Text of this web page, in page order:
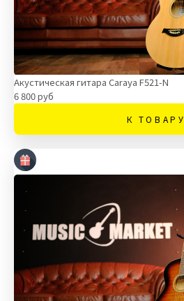
Акустическая гитара Caraya F521-N
6 800 руб
К ТОВАРУ